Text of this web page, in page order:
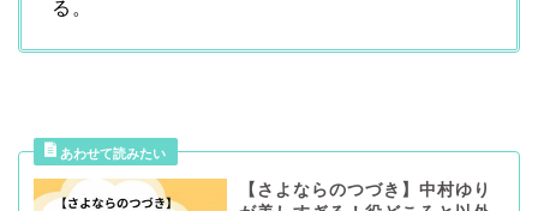
る。
【さよならのつづき】中村ゆり